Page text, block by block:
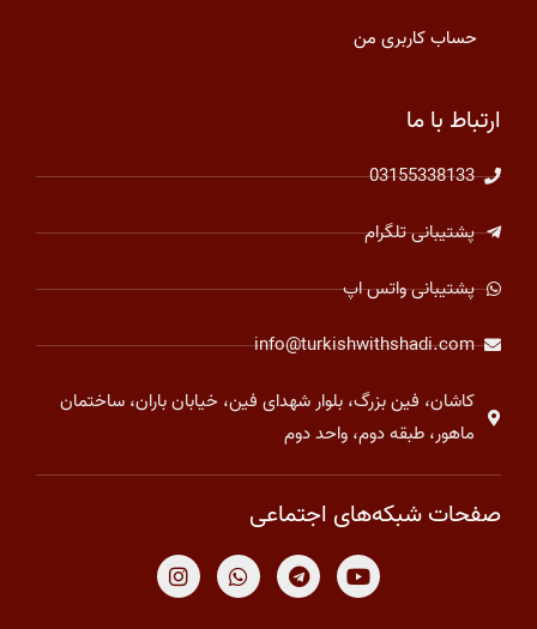
حساب کاربری من
ارتباط با ما
03155338133
پشتیبانی تلگرام
پشتیبانی واتس اپ
info@turkishwithshadi.com
کاشان، فین بزرگ، بلوار شهدای فین، خیابان باران، ساختمان
ماهور، طبقه دوم، واحد دوم
صفحات شبکه‌های اجتماعی
Y
o
u
T
e
l
W
h
a
I
n
s